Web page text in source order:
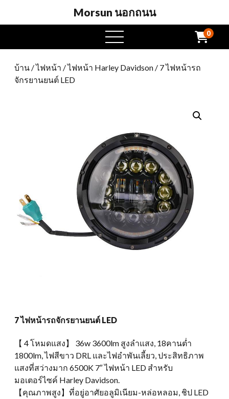
Morsun นอกถนน
เปิด
เมนู
0
บ้าน /ไฟหน้า /ไฟหน้า Harley Davidson / 7 ไฟหน้ารถ
จักรยานยนต์ LED
7 ไฟหน้ารถจักรยานยนต์ LED
【 4 โหมดแสง】 36w 3600lm สูงลำแสง, 18คานต่ำ
1800lm, ไฟสีขาว DRL และไฟอำพันเลี้ยว, ประสิทธิภาพ
แสงที่สว่างมาก 6500K 7″ ไฟหน้า LED สำหรับ
มอเตอร์ไซค์ Harley Davidson.
【คุณภาพสูง】ที่อยู่อาศัยอลูมิเนียม-หล่อหลอม, ชิป LED